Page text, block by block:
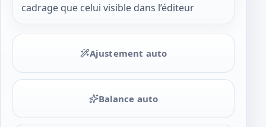
cadrage que celui visible dans l’éditeur
Ajustement auto
Balance auto